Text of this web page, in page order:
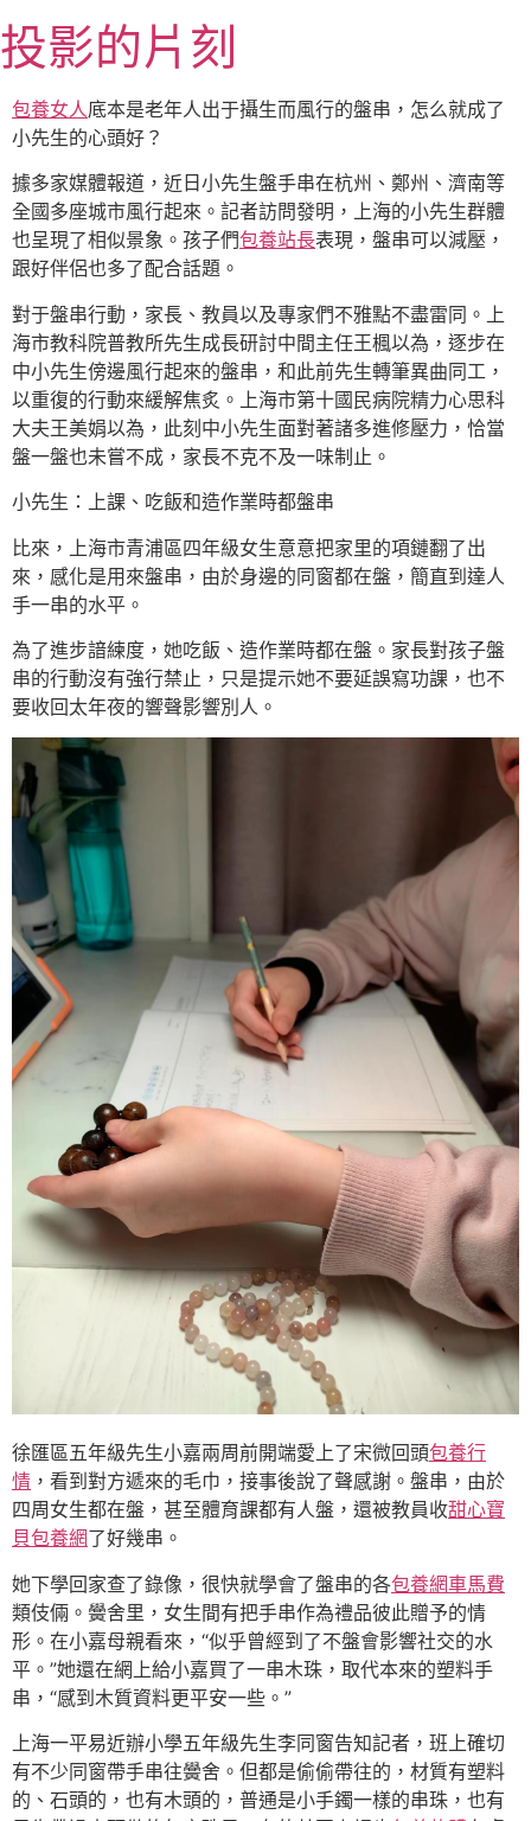
至
主
要
內
投影的片刻
包養女人底本是老年人出于攝生而風行的盤串，怎么就成了
小先生的心頭好？
據多家媒體報道，近日小先生盤手串在杭州、鄭州、濟南等
全國多座城市風行起來。記者訪問發明，上海的小先生群體
也呈現了相似景象。孩子們包養站長表現，盤串可以減壓，
跟好伴侶也多了配合話題。
對于盤串行動，家長、教員以及專家們不雅點不盡雷同。上
海市教科院普教所先生成長研討中間主任王楓以為，逐步在
中小先生傍邊風行起來的盤串，和此前先生轉筆異曲同工，
以重復的行動來緩解焦炙。上海市第十國民病院精力心思科
大夫王美娟以為，此刻中小先生面對著諸多進修壓力，恰當
盤一盤也未嘗不成，家長不克不及一味制止。
小先生：上課、吃飯和造作業時都盤串
比來，上海市青浦區四年級女生意意把家里的項鏈翻了出
來，感化是用來盤串，由於身邊的同窗都在盤，簡直到達人
手一串的水平。
為了進步諳練度，她吃飯、造作業時都在盤。家長對孩子盤
串的行動沒有強行禁止，只是提示她不要延誤寫功課，也不
要收回太年夜的響聲影響別人。
徐匯區五年級先生小嘉兩周前開端愛上了宋微回頭包養行
情 ，看到對方遞來的毛巾，接事後說了聲感謝。盤串，由於
四周女生都在盤，甚至體育課都有人盤，還被教員收甜心寶
貝包養網了好幾串。
她下學回家查了錄像，很快就學會了盤串的各包養網車馬費
類伎倆。黌舍里，女生間有把手串作為禮品彼此贈予的情
形。在小嘉母親看來，“似乎曾經到了不盤會影響社交的水
平。”她還在網上給小嘉買了一串木珠，取代本來的塑料手
串，“感到木質資料更平安一些。”
上海一平易近辦小學五年級先生李同窗告知記者，班上確切
有不少同窗帶手串往黌舍。但都是偷偷帶往的，材質有塑料
的、石頭的，也有木頭的，普通是小手鐲一樣的串珠，也有